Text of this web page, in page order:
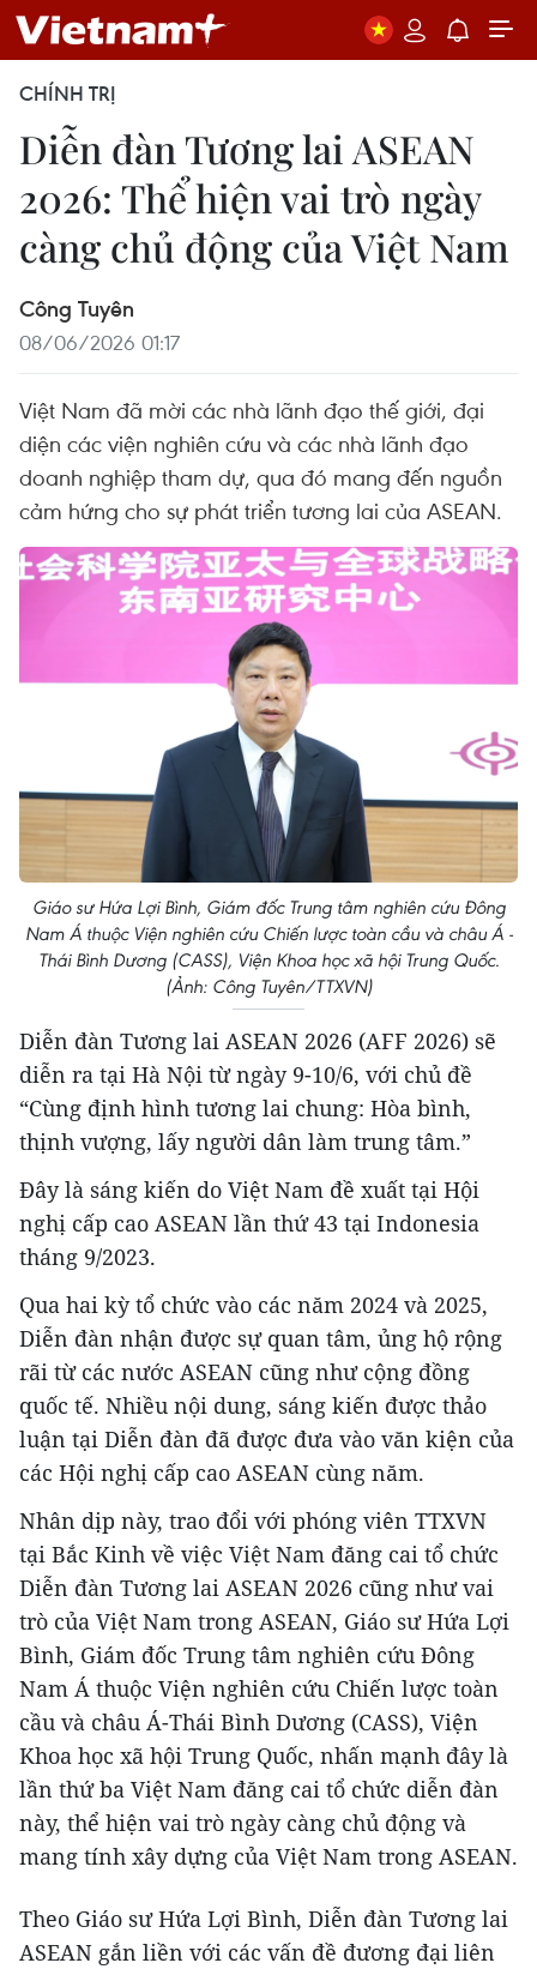
CHÍNH TRỊ
Diễn đàn Tương lai ASEAN
2026: Thể hiện vai trò ngày
càng chủ động của Việt Nam
Công Tuyên
08/06/2026 01:17
Việt Nam đã mời các nhà lãnh đạo thế giới, đại
diện các viện nghiên cứu và các nhà lãnh đạo
doanh nghiệp tham dự, qua đó mang đến nguồn
cảm hứng cho sự phát triển tương lai của ASEAN.
Giáo sư Hứa Lợi Bình, Giám đốc Trung tâm nghiên cứu Đông
Nam Á thuộc Viện nghiên cứu Chiến lược toàn cầu và châu Á -
Thái Bình Dương (CASS), Viện Khoa học xã hội Trung Quốc.
(Ảnh: Công Tuyên/TTXVN)
Diễn đàn Tương lai ASEAN 2026 (AFF 2026) sẽ
diễn ra tại Hà Nội từ ngày 9-10/6, với chủ đề
“Cùng định hình tương lai chung: Hòa bình,
thịnh vượng, lấy người dân làm trung tâm.”
Đây là sáng kiến do Việt Nam đề xuất tại Hội
nghị cấp cao ASEAN lần thứ 43 tại Indonesia
tháng 9/2023.
Qua hai kỳ tổ chức vào các năm 2024 và 2025,
Diễn đàn nhận được sự quan tâm, ủng hộ rộng
rãi từ các nước ASEAN cũng như cộng đồng
quốc tế. Nhiều nội dung, sáng kiến được thảo
luận tại Diễn đàn đã được đưa vào văn kiện của
các Hội nghị cấp cao ASEAN cùng năm.
Nhân dịp này, trao đổi với phóng viên TTXVN
tại Bắc Kinh về việc Việt Nam đăng cai tổ chức
Diễn đàn Tương lai ASEAN 2026 cũng như vai
trò của Việt Nam trong ASEAN, Giáo sư Hứa Lợi
Bình, Giám đốc Trung tâm nghiên cứu Đông
Nam Á thuộc Viện nghiên cứu Chiến lược toàn
cầu và châu Á-Thái Bình Dương (CASS), Viện
Khoa học xã hội Trung Quốc, nhấn mạnh đây là
lần thứ ba Việt Nam đăng cai tổ chức diễn đàn
này, thể hiện vai trò ngày càng chủ động và
mang tính xây dựng của Việt Nam trong ASEAN.
Theo Giáo sư Hứa Lợi Bình, Diễn đàn Tương lai
ASEAN gắn liền với các vấn đề đương đại liên